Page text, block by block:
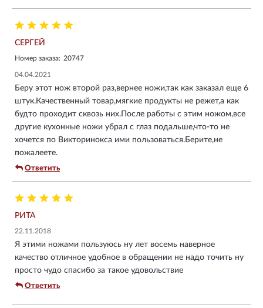
СЕРГЕЙ
Номер заказа: 20747
04.04.2021
Беру этот нож второй раз,вернее ножи,так как заказал еще 6
штук.Качественный товар,мягкие продукты не режет,а как
будто проходит сквозь них.После работы с этим ножом,все
другие кухонные ножи убрал с глаз подальше,что-то не
хочется по Викторинокса ими пользоваться.Берите,не
пожалеете.
Ответить
РИТА
22.11.2018
Я этими ножами пользуюсь ну лет восемь наверное
качество отличное удобное в обращении не надо точить ну
просто чудо спасибо за такое удовольствие
Ответить